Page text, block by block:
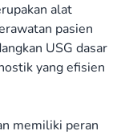
alat
pasien
USG dasar
yang efisien
memiliki peran